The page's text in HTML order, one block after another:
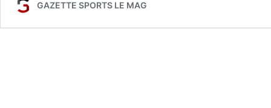
GAZETTE SPORTS LE MAG